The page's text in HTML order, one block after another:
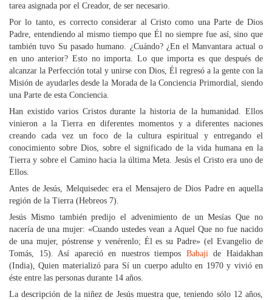
tarea asignada por el Creador, de ser necesario.
Por lo tanto, es correcto considerar al Cristo como una Parte de Dios
Padre, entendiendo al mismo tiempo que Él no siempre fue así, sino que
también tuvo Su pasado humano. ¿Cuándo? ¿En el Manvantara actual o
en uno anterior? Esto no importa. Lo que importa es que después de
alcanzar la Perfección total y unirse con Dios, Él regresó a la gente con la
Misión de ayudarles desde la Morada de la Conciencia Primordial, siendo
una Parte de esta Conciencia.
Han existido varios Cristos durante la historia de la humanidad. Ellos
vinieron a la Tierra en diferentes momentos y a diferentes naciones
creando cada vez un foco de la cultura espiritual y entregando el
conocimiento sobre Dios, sobre el significado de la vida humana en la
Tierra y sobre el Camino hacia la última Meta. Jesús el Cristo era uno de
Ellos.
Antes de Jesús, Melquisedec era el Mensajero de Dios Padre en aquella
región de la Tierra (Hebreos 7).
Jesús Mismo también predijo el advenimiento de un Mesías Que no
nacería de una mujer: «Cuando ustedes vean a Aquel Que no fue nacido
de una mujer, póstrense y venérenlo; Él es su Padre» (el Evangelio de
Tomás, 15). Así apareció en nuestros tiempos Babajide Haidakhan
(India), Quien materializó para Sí un cuerpo adulto en 1970 y vivió en
éste entre las personas durante 14 años.
La descripción de la niñez de Jesús muestra que, teniendo sólo 12 años,